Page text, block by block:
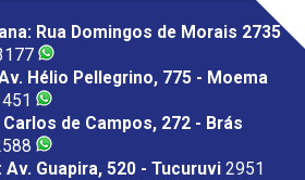
Rua Domingos de Morais 2735
Hélio Pellegrino, 775 - Moema
Carlos de Campos, 272 - Brás
Av. Guapira, 520 - Tucuruvi 2951